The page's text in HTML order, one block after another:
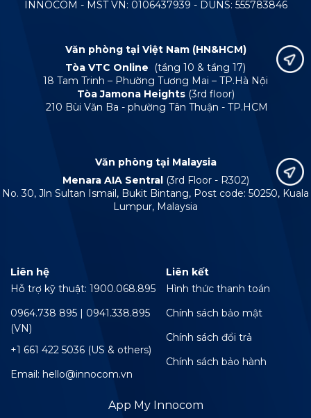
INNOCOM - MST VN: 0106437939 - DUNS: 555783846
Văn phòng tại Việt Nam (HN&HCM)
Tòa VTC Online
(tầng 10 & tầng 17)
18 Tam Trinh – Phường Tương Mai – TP.Hà Nội
Tòa Jamona Heights (3rd floor)
210 Bùi Văn Ba - phường Tân Thuận - TP.HCM
Văn phòng tại Malaysia
Menara AIA Sentral (3rd Floor - R302)
No. 30, Jln Sultan Ismail, Bukit Bintang, Post code: 50250, Kuala
Lumpur, Malaysia
Liên hệ
Hỗ trợ kỹ thuật: 1900.068.895
0964.738 895 | 0941.338.895
(VN)
+1 661 422 5036 (US & others)
Email: hello@innocom.vn
Liên kết
Hình thức thanh toán
Chính sách bảo mật
Chính sách đổi trả
Chính sách bảo hành
App My Innocom